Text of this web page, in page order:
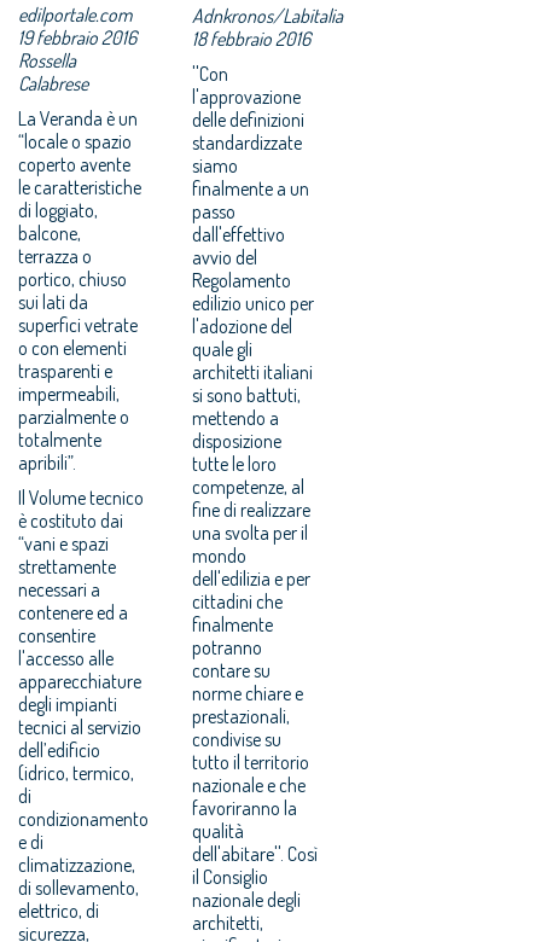
edilportale.com
19 febbraio 2016
Rossella
Calabrese
La Veranda è un
“locale o spazio
coperto avente
le caratteristiche
di loggiato,
balcone,
terrazza o
portico, chiuso
sui lati da
superfici vetrate
o con elementi
trasparenti e
impermeabili,
parzialmente o
totalmente
apribili”.
Il Volume tecnico
è costituto dai
“vani e spazi
strettamente
necessari a
contenere ed a
consentire
l'accesso alle
apparecchiature
degli impianti
tecnici al servizio
dell’edificio
(idrico, termico,
di
condizionamento
e di
climatizzazione,
di sollevamento,
elettrico, di
sicurezza,
Adnkronos/Labitalia
18 febbraio 2016
''Con
l'approvazione
delle definizioni
standardizzate
siamo
finalmente a un
passo
dall'effettivo
avvio del
Regolamento
edilizio unico per
l'adozione del
quale gli
architetti italiani
si sono battuti,
mettendo a
disposizione
tutte le loro
competenze, al
fine di realizzare
una svolta per il
mondo
dell'edilizia e per
cittadini che
finalmente
potranno
contare su
norme chiare e
prestazionali,
condivise su
tutto il territorio
nazionale e che
favoriranno la
qualità
dell'abitare''. Così
il Consiglio
nazionale degli
architetti,